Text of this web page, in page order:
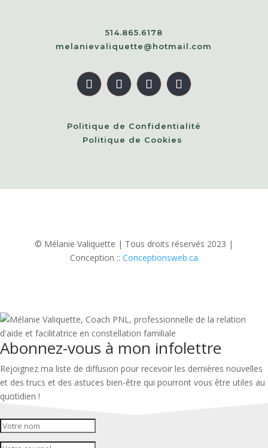
514.865.6178
melanievaliquette@hotmail.com
Politique de Confidentialité
Politique de Cookies
© Mélanie Valiquette | Tous droits réservés 2023 |
Conception :: Conceptionsweb.ca
Abonnez-vous à mon infolettre
Rejoignez ma liste de diffusion pour recevoir les dernières nouvelles
et des trucs et des astuces bien-être qui pourront vous être utiles au
quotidien !